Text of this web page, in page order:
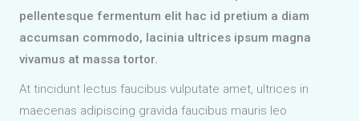
pellentesque fermentum elit hac id pretium a diam
accumsan commodo, lacinia ultrices ipsum magna
vivamus at massa tortor.
At tincidunt lectus faucibus vulputate amet, ultrices in
maecenas adipiscing gravida faucibus mauris leo